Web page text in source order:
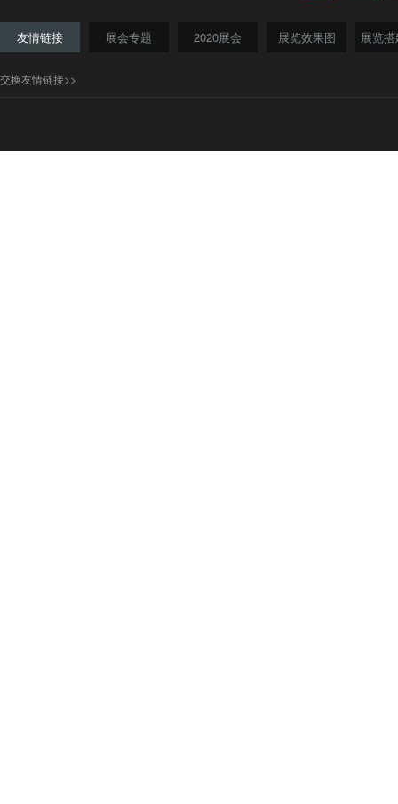
友情链接 展会专题 2020展会 展览效果图 展览
交换友情链接>>